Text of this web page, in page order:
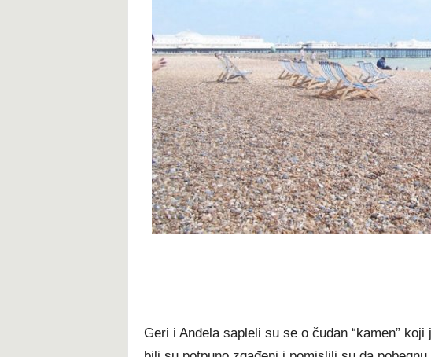
Geri i Anđela sapleli su se o čudan “kamen”